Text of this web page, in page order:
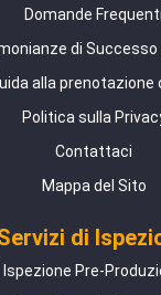
Domande Frequenti
di Successo
alla prenotazione
Politica sulla
Contattaci
Mappa del Sito
di
Ispezione Pre-